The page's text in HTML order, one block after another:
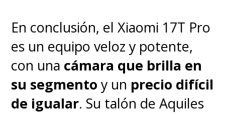
En conclusión, el Xiaomi 17T Pro
es un equipo veloz y potente,
con una cámara que brilla en
su segmento y un precio difícil
de igualar. Su talón de Aquiles